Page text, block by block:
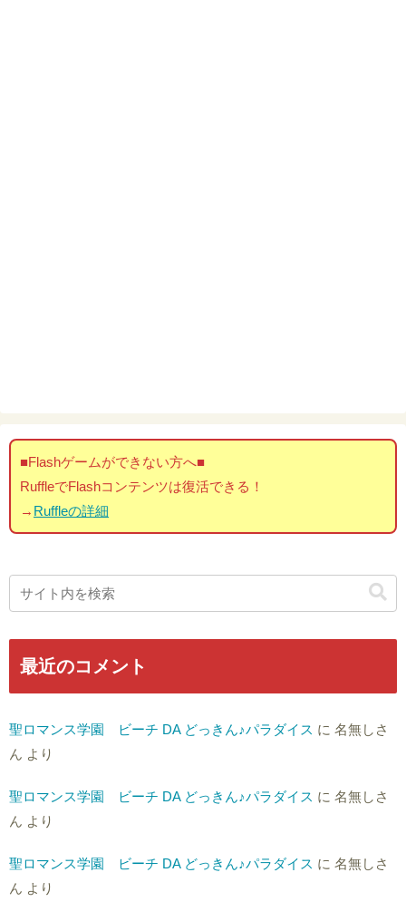
■Flashゲームができない方へ■
RuffleでFlashコンテンツは復活できる！
→ Ruffleの詳細
最近のコメント
聖ロマンス学園 ビーチ DA どっきん♪パラダイス に 名無しさ
ん より
聖ロマンス学園 ビーチ DA どっきん♪パラダイス に 名無しさ
ん より
聖ロマンス学園 ビーチ DA どっきん♪パラダイス に 名無しさ
ん より